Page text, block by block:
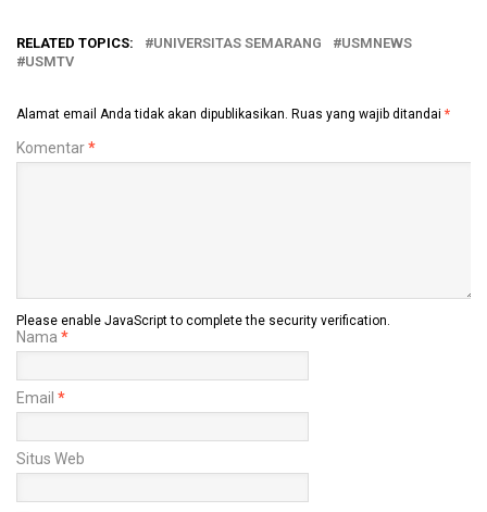
RELATED TOPICS: UNIVERSITAS SEMARANG
USMNEWS
USMTV
Alamat email Anda tidak akan dipublikasikan. Ruas yang wajib ditandai *
Komentar*
Please enable JavaScript to complete the security verification.
Nama *
Email *
Situs Web